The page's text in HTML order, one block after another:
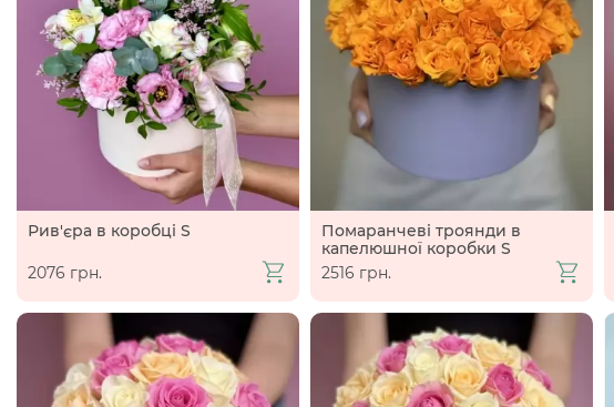
Рив'єра в коробці S
2076 грн.
Помаранчеві троянди в
капелюшної коробки S
2516 грн.